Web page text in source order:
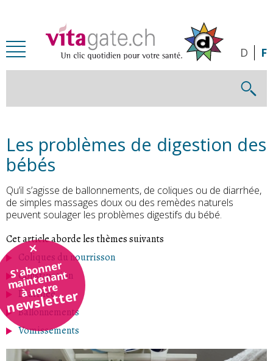
S'abonner
maintenant
à notre
newsletter
D F
Les problèmes de digestion des
bébés
Qu’il s’agisse de ballonnements, de coliques ou de diarrhée,
de simples massages doux ou des remèdes naturels
peuvent soulager les problèmes digestifs du bébé.
Cet article aborde les thèmes suivants
Coliques du nourrisson
Constipation
Diarrhée
Ballonnements
Vomissements